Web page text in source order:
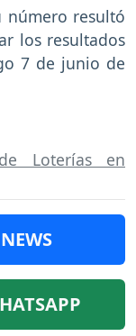
número resultó
los resultados
7 de junio de
Loterías en